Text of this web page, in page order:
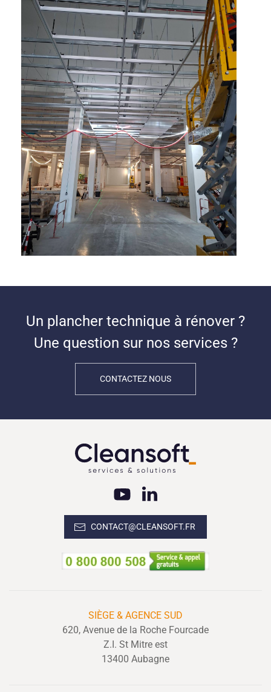
Un plancher technique à rénover ?
Une question sur nos services ?
CONTACTEZ NOUS
CONTACT@CLEANSOFT.FR
SIÈGE & AGENCE SUD
620, Avenue de la Roche Fourcade
Z.I. St Mitre est
13400 Aubagne